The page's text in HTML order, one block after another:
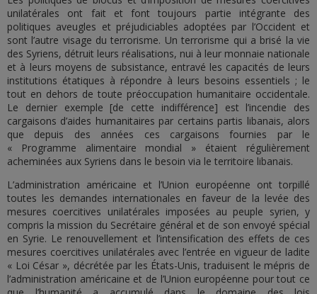
unilatérales ont fait et font toujours partie intégrante des
politiques aveugles et préjudiciables adoptées par l’Occident et
sont l’autre visage du terrorisme. Un terrorisme qui a brisé la vie
des Syriens, détruit leurs réalisations, nui à leur monnaie nationale
et à leurs moyens de subsistance, entravé les capacités de leurs
institutions étatiques à répondre à leurs besoins essentiels ; le
tout en dehors de toute préoccupation humanitaire occidentale.
Le dernier exemple [de cette indifférence] est l’incendie des
cargaisons d’aides humanitaires par certains partis libanais, alors
que depuis des années ces cargaisons fournies par le
« Programme alimentaire mondial » étaient régulièrement
acheminées aux Syriens dans le besoin via le territoire libanais.
L’administration américaine et l’Union européenne ont torpillé
toutes les demandes internationales en faveur de la levée des
mesures coercitives unilatérales imposées au peuple syrien, y
compris la mission du Secrétaire général et de son envoyé spécial
en Syrie. Le renouvellement et l’intensification des effets de ces
mesures coercitives unilatérales avec l’entrée en vigueur de ladite
« Loi César », décrétée par les États-Unis, traduisent le mépris de
l’administration américaine et de l’Union européenne pour tout ce